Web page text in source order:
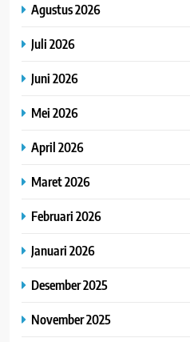
Agustus 2026
Juli 2026
Juni 2026
Mei 2026
April 2026
Maret 2026
Februari 2026
Januari 2026
Desember 2025
November 2025